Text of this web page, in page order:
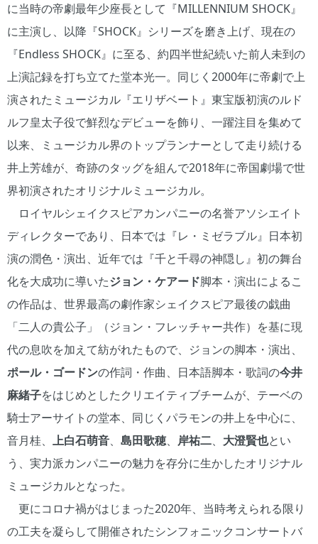
に当時の帝劇最年少座長として『MILLENNIUM SHOCK』
に主演し、以降『SHOCK』シリーズを磨き上げ、現在の
『Endless SHOCK』に至る、約四半世紀続いた前人未到の
上演記録を打ち立てた堂本光一。同じく2000年に帝劇で上
演されたミュージカル『エリザベート』東宝版初演のルド
ルフ皇太子役で鮮烈なデビューを飾り、一躍注目を集めて
以来、ミュージカル界のトップランナーとして走り続ける
井上芳雄が、奇跡のタッグを組んで2018年に帝国劇場で世
界初演されたオリジナルミュージカル。
ロイヤルシェイクスピアカンパニーの名誉アソシエイト
ディレクターであり、日本では『レ・ミゼラブル』日本初
演の潤色・演出、近年では『千と千尋の神隠し』初の舞台
化を大成功に導いたジョン・ケアード脚本・演出によるこ
の作品は、世界最高の劇作家シェイクスピア最後の戯曲
「二人の貴公子」（ジョン・フレッチャー共作）を基に現
代の息吹を加えて紡がれたもので、ジョンの脚本・演出、
ポール・ゴードンの作詞・作曲、日本語脚本・歌詞の今井
麻緒子をはじめとしたクリエイティブチームが、テーベの
騎士アーサイトの堂本、同じくパラモンの井上を中心に、
音月桂、 上白石萌音、 島田歌穂、 岸祐二、 大澄賢也とい
う、実力派カンパニーの魅力を存分に生かしたオリジナル
ミュージカルとなった。
更にコロナ禍がはじまった2020年、当時考えられる限り
の工夫を凝らして開催されたシンフォニックコンサートバ